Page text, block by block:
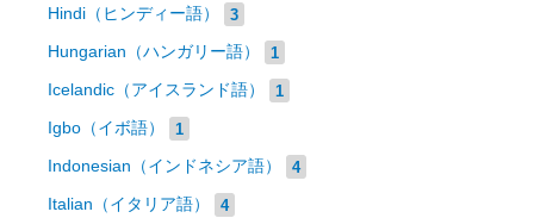
Hindi（ヒンディー語） 3
Hungarian（ハンガリー語） 1
Icelandic（アイスランド語） 1
Igbo（イボ語） 1
Indonesian（インドネシア語） 4
Italian（イタリア語） 4